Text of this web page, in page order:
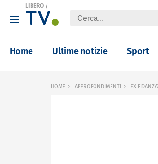
LIBERO /
Home Ultime notizie Sport
HOME APPROFONDIMENTI EX